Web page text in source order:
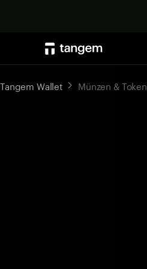
Tangem Wallet Münzen & Token